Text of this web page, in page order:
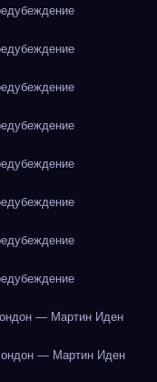
— Мартин Иден
— Мартин Иден